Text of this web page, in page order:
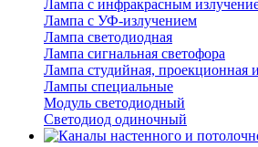
Лампа с инфракрасным
Лампа с УФ-излучением
Лампа светодиодная
Лампа сигнальная светофора
Лампа студийная, проекционная
Лампы специальные
Модуль светодиодный
Светодиод одиночный